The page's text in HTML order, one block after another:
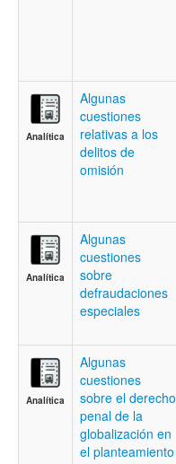
Analítica
Algunas
cuestiones
relativas a los
delitos de
omisión
Analítica
Algunas
cuestiones
sobre
defraudaciones
especiales
Analítica
Algunas
cuestiones
sobre el derecho
penal de la
globalización en
el planteamiento